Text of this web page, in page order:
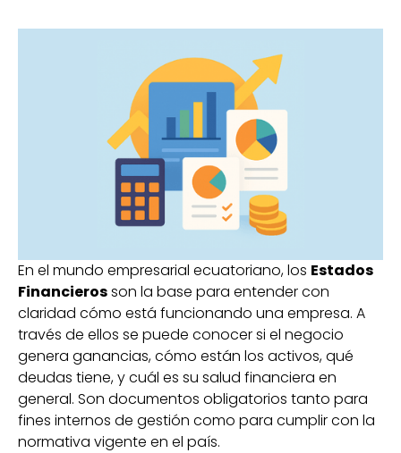
En el mundo empresarial ecuatoriano, los Estados
Financierosson la base para entender con
claridad cómo está funcionando una empresa. A
través de ellos se puede conocer si el negocio
genera ganancias, cómo están los activos, qué
deudas tiene, y cuál es su salud financiera en
general. Son documentos obligatorios tanto para
fines internos de gestión como para cumplir con la
normativa vigente en el país.